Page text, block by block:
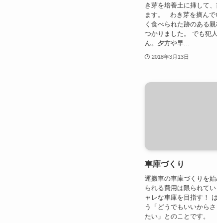
き芽を培養土に挿して
ます。 わき芽を摘んで
く食べられた跡のある
つかりました。 でも犯
ん。夕方や早...
2018年3月13日
車庫づくり
運搬車の車庫づくりを
られる費用は限られて
ャレな車庫を目指す！
う「どうでもいいから
たい」とのことです